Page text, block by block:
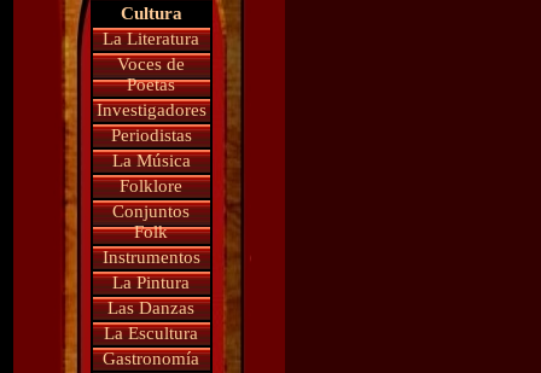
Cultura
La Literatura
Voces de
Poetas
Investigadores
Periodistas
La Música
Folklore
Conjuntos
Folk
Instrumentos
La Pintura
Las Danzas
La Escultura
Gastronomía